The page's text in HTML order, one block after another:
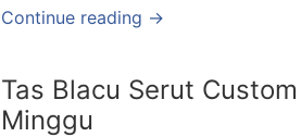
Continue reading →
Tas Blacu Serut
Minggu